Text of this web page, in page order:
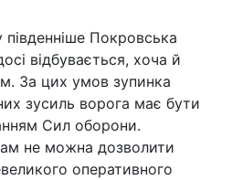
Покровська
відбувається, хоча й
За цих умов зупинка
зусиль ворога має бути
Сил оборони.
не можна дозволити
оперативного